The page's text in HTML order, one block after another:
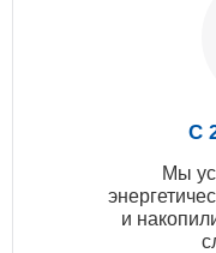
С
Мы
и